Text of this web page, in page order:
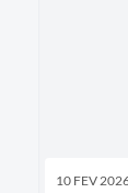
10 FEV